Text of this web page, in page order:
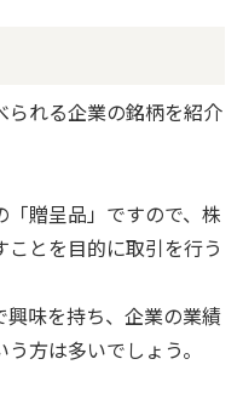
れる企業の銘柄を紹介
贈呈品」ですので、株
とを目的に取引を行う
興味を持ち、企業の業績
方は多いでしょう。